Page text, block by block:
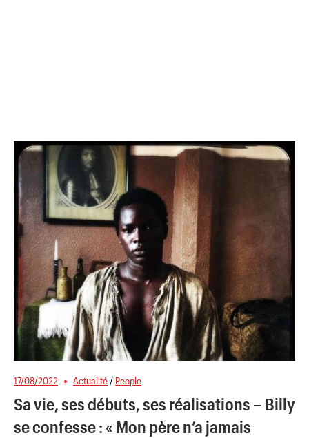
17/08/2022 Actualité / People
Sa vie, ses débuts, ses réalisations – Billy
se confesse : « Mon père n’a jamais